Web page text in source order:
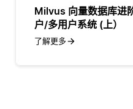
Milvus 向量数据库进
户/多用户系统 (上）
了解更多